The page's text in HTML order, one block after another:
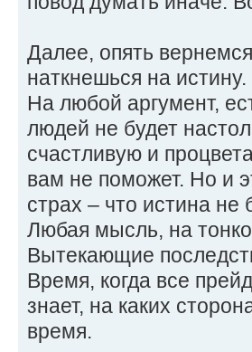
Далее, опять
наткнешься на
На любой аргумент,
людей не будет
счастливую и
вам не поможет. Но и
страх – что истина не
Любая мысль, на
Вытекающие
Время, когда все
знает, на каких
время.